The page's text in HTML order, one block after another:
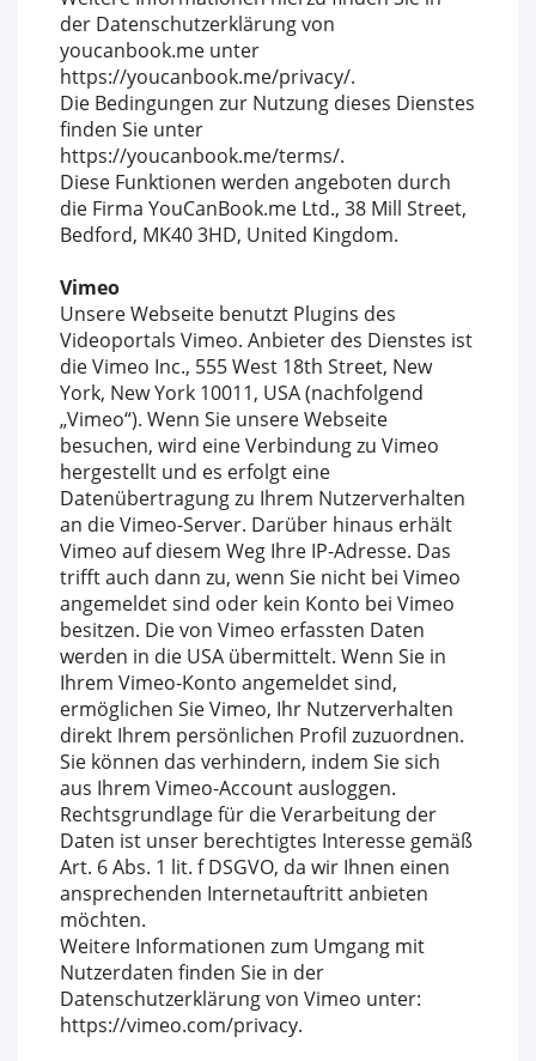
der Datenschutzerklärung von
youcanbook.me unter
https://youcanbook.me/privacy/.
Die Bedingungen zur Nutzung dieses Dienstes
finden Sie unter
https://youcanbook.me/terms/.
Diese Funktionen werden angeboten durch
die Firma YouCanBook.me Ltd., 38 Mill Street,
Bedford, MK40 3HD, United Kingdom.
Vimeo
Unsere Webseite benutzt Plugins des
Videoportals Vimeo. Anbieter des Dienstes ist
die Vimeo Inc., 555 West 18th Street, New
York, New York 10011, USA (nachfolgend
„Vimeo“). Wenn Sie unsere Webseite
besuchen, wird eine Verbindung zu Vimeo
hergestellt und es erfolgt eine
Datenübertragung zu Ihrem Nutzerverhalten
an die Vimeo-Server. Darüber hinaus erhält
Vimeo auf diesem Weg Ihre IP-Adresse. Das
trifft auch dann zu, wenn Sie nicht bei Vimeo
angemeldet sind oder kein Konto bei Vimeo
besitzen. Die von Vimeo erfassten Daten
werden in die USA übermittelt. Wenn Sie in
Ihrem Vimeo-Konto angemeldet sind,
ermöglichen Sie Vimeo, Ihr Nutzerverhalten
direkt Ihrem persönlichen Profil zuzuordnen.
Sie können das verhindern, indem Sie sich
aus Ihrem Vimeo-Account ausloggen.
Rechtsgrundlage für die Verarbeitung der
Daten ist unser berechtigtes Interesse gemäß
Art. 6 Abs. 1 lit. f DSGVO, da wir Ihnen einen
ansprechenden Internetauftritt anbieten
möchten.
Weitere Informationen zum Umgang mit
Nutzerdaten finden Sie in der
Datenschutzerklärung von Vimeo unter:
https://vimeo.com/privacy.